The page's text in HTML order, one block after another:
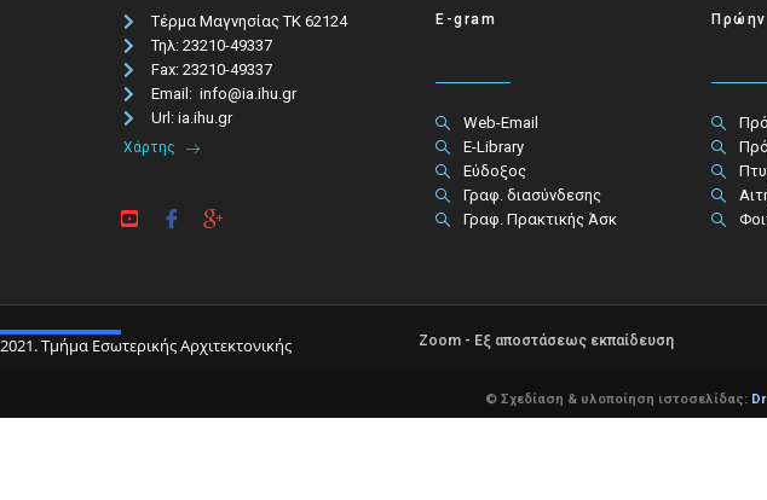
Τέρμα Μαγνησίας ΤΚ 62124
Τηλ: 23210-49337​
Fax: 23210-49337
Email: info@ia.ihu.gr
Url: ia.ihu.gr
Χάρτης
E-gram
Web-Email
E-Library
Εύδοξος
Γραφ. διασύνδεσης
Γραφ. Πρακτικής Άσκ
2021. Τμήμα Εσωτερικής Αρχιτεκτονικής Zoom - Εξ αποστάσεως εκπαίδευση
© Σχεδίαση & υλοποίηση ιστοσελίδας: